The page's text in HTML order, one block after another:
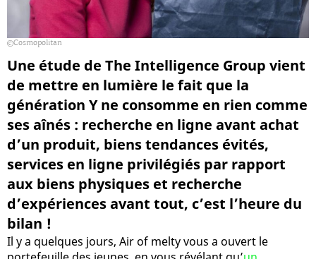
Cosmopolitan
Une étude de The Intelligence Group vient
de mettre en lumière le fait que la
génération Y ne consomme en rien comme
ses aînés : recherche en ligne avant achat
d’un produit, biens tendances évités,
services en ligne privilégiés par rapport
aux biens physiques et recherche
d’expériences avant tout, c’est l’heure du
bilan !
Il y a quelques jours, Air of melty vous a ouvert le